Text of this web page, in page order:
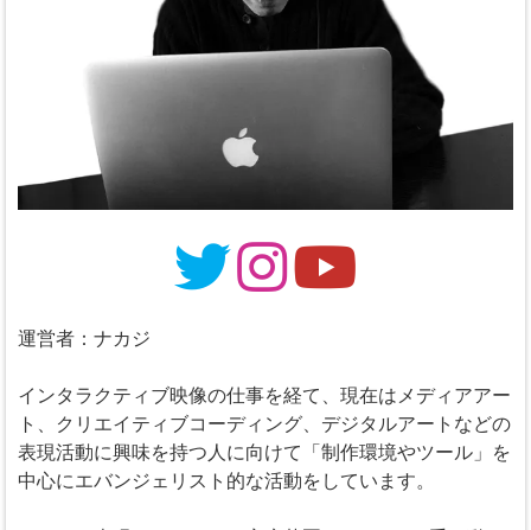
運営者：ナカジ
インタラクティブ映像の仕事を経て、現在はメディアアー
ト、クリエイティブコーディング、デジタルアートなどの
表現活動に興味を持つ人に向けて「制作環境やツール」を
中心にエバンジェリスト的な活動をしています。